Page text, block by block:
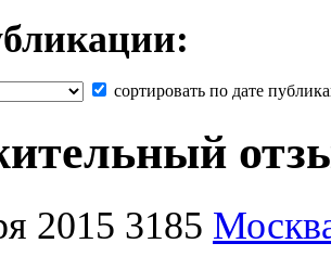
сортировать по дате
2015 3185